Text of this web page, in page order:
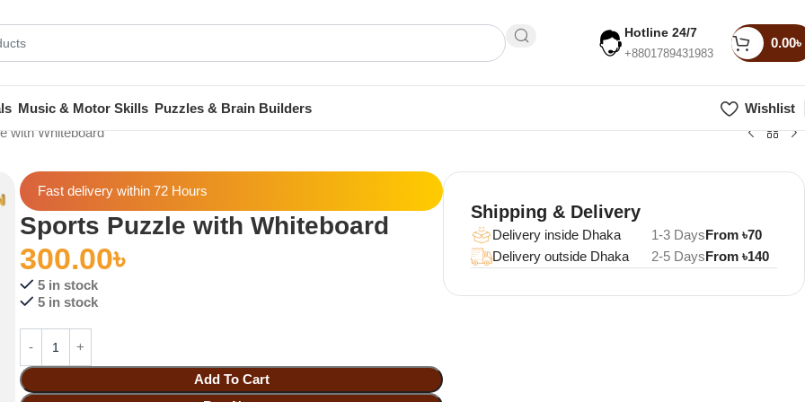
Hotline 24/7
+8801789431983
0.00৳
Music & Motor Skills Puzzles & Brain Builders
Wishlist
with Whiteboard
Fast delivery within 72 Hours
Sports Puzzle with Whiteboard
300.00৳
5 in stock
5 in stock
Add To Cart
Shipping & Delivery
Delivery inside Dhaka 1-3 DaysFrom ৳70
Delivery outside Dhaka
2-5 DaysFrom ৳140